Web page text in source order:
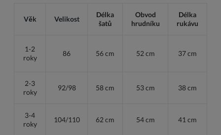
Věk Velikost
Délka
šatů
Obvod
hrudníku
Délka
rukávu
1-2
roky
86 56 cm 52 cm 37 cm
2-3
roky
92/98 58 cm 53 cm 38 cm
3-4
roky
104/110 62 cm 54 cm 41 cm